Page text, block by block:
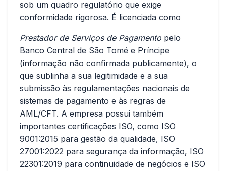
sob um quadro regulatório que exige
conformidade rigorosa. É licenciada como
Prestador de Serviços de Pagamento pelo
Banco Central de São Tomé e Príncipe
(informação não confirmada publicamente), o
que sublinha a sua legitimidade e a sua
submissão às regulamentações nacionais de
sistemas de pagamento e às regras de
AML/CFT. A empresa possui também
importantes certificações ISO, como ISO
9001:2015 para gestão da qualidade, ISO
27001:2022 para segurança da informação, ISO
22301:2019 para continuidade de negócios e ISO